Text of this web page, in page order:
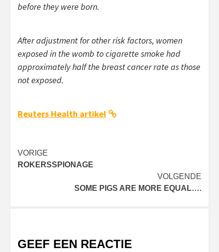
before they were born.
After adjustment for other risk factors, women
exposed in the womb to cigarette smoke had
approximately half the breast cancer rate as those
not exposed.
Reuters Health artikel
Bericht
navigatie
VORIGE
ROKERSSPIONAGE
VOLGENDE
SOME PIGS ARE MORE EQUAL….
GEEF EEN REACTIE